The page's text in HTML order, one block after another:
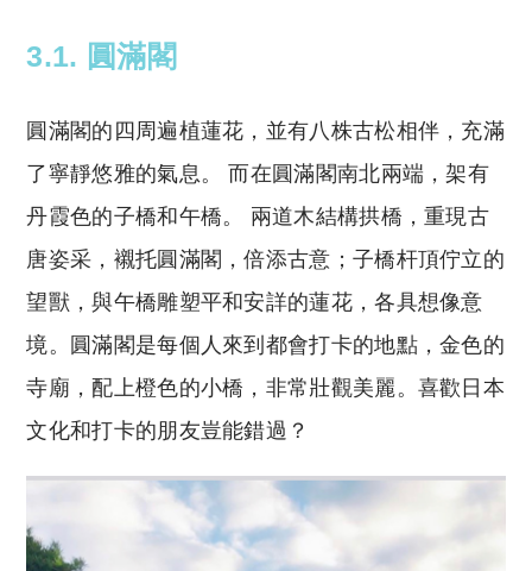
3.1. 圓滿閣
圓滿閣的四周遍植蓮花，並有八株古松相伴，充滿
了寧靜悠雅的氣息。 而在圓滿閣南北兩端，架有
丹霞色的子橋和午橋。 兩道木結構拱橋，重現古
唐姿采，襯托圓滿閣，倍添古意；子橋杆頂佇立的
望獸，與午橋雕塑平和安詳的蓮花，各具想像意
境。圓滿閣是每個人來到都會打卡的地點，金色的
寺廟，配上橙色的小橋，非常壯觀美麗。喜歡日本
文化和打卡的朋友豈能錯過？